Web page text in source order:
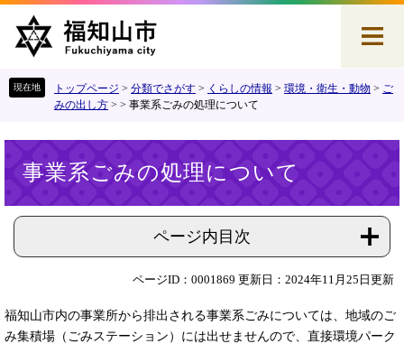
す
し
トップページ > 分類でさがす > くらしの情報 > 環境・衛生・動物 > ご
みの出し方 > > 事業系ごみの処理について
事業系ごみの処理について
ページ内目次
ページID：0001869 更新日：2024年11月25日更新
福知山市内の事業所から排出される事業系ごみについては、地域のご
み集積場（ごみステーション）には出せませんので、直接環境パーク